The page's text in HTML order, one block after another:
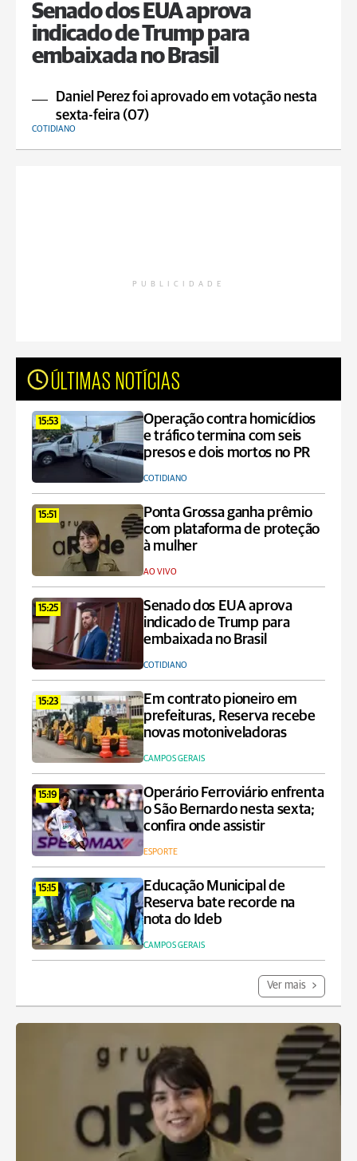
Senado dos EUA aprova
indicado de Trump para
embaixada no Brasil
Daniel Perez foi aprovado em votação nesta
sexta-feira (07)
COTIDIANO
PUBLICIDADE
ÚLTIMAS NOTÍCIAS
15:53
Operação contra homicídios
e tráfico termina com seis
presos e dois mortos no PR
COTIDIANO
15:51
Ponta Grossa ganha prêmio
com plataforma de proteção
à mulher
AO VIVO
15:25
Senado dos EUA aprova
indicado de Trump para
embaixada no Brasil
COTIDIANO
15:23
Em contrato pioneiro em
prefeituras, Reserva recebe
novas motoniveladoras
CAMPOS GERAIS
15:19
Operário Ferroviário enfrenta
o São Bernardo nesta sexta;
confira onde assistir
ESPORTE
15:15
Educação Municipal de
Reserva bate recorde na
nota do Ideb
CAMPOS GERAIS
Ver mais